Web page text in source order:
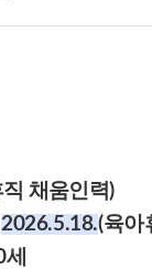
채움인력)
2026.5.18.(육아